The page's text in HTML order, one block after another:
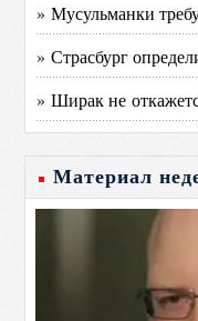
» Мусульманки
» Страсбург
» Ширак не
Материал